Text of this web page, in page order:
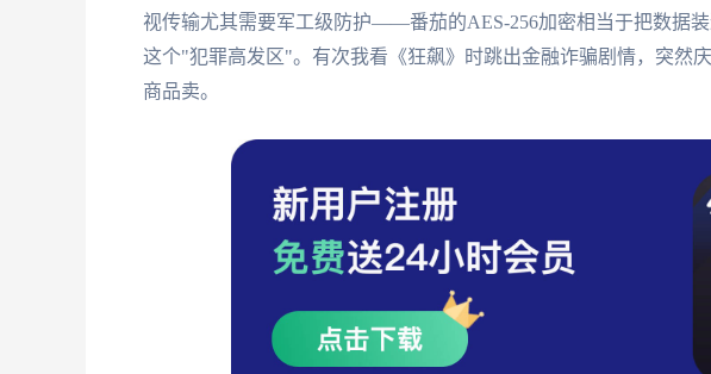
视传输尤其需要军工级防护——番茄的AES-256加密相当于把数据
这个"犯罪高发区"。有次我看《狂飙》时跳出金融诈骗剧情，突然
商品卖。